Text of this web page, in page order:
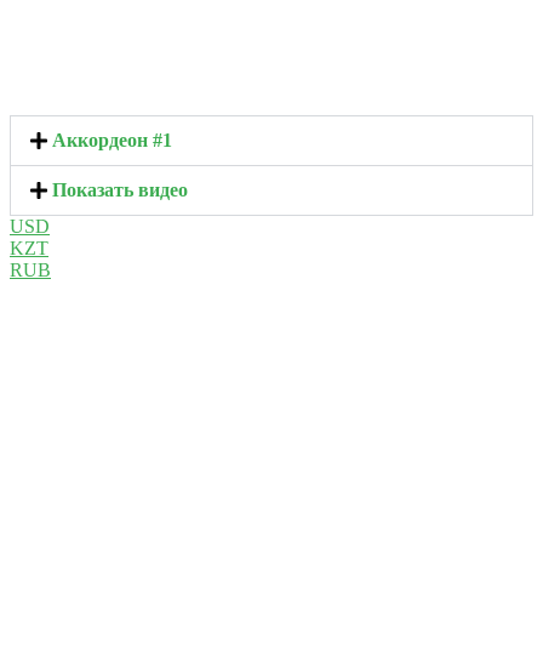
Аккордеон #1
Показать видео
USD
KZT
RUB